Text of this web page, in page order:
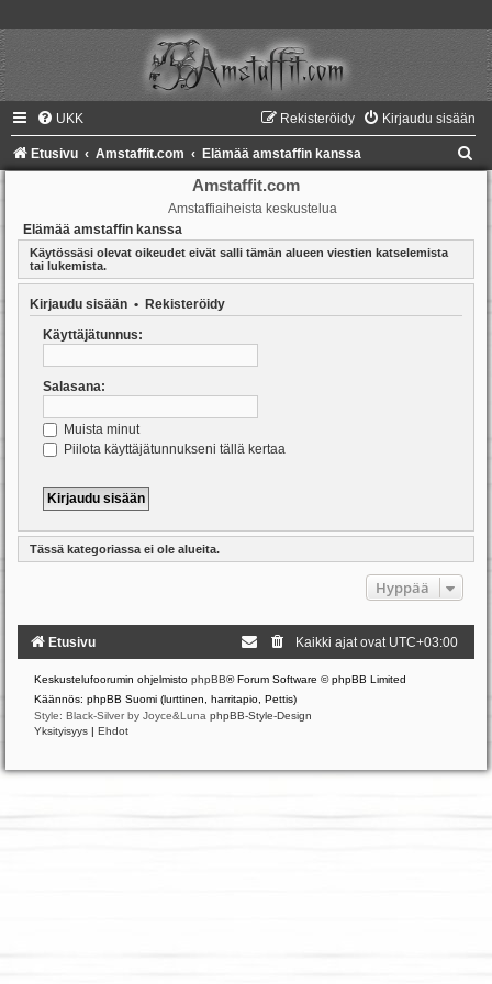
UKK Kirjaudu sisään
Rekisteröidy
Etusivu Amstaffit.com Elämää amstaffin kanssa
Amstaffit.com
Amstaffiaiheista keskustelua
Elämää amstaffin kanssa
Käytössäsi olevat oikeudet eivät salli tämän alueen viestien katselemista
tai lukemista.
Kirjaudu sisään • Rekisteröidy
Käyttäjätunnus:
Salasana:
Muista minut
Piilota käyttäjätunnukseni tällä kertaa
Tässä kategoriassa ei ole alueita.
Hyppää
Etusivu Kaikki ajat ovat UTC+03:00
Keskustelufoorumin ohjelmisto phpBB® Forum Software © phpBB Limited
Käännös: phpBB Suomi (lurttinen, harritapio, Pettis)
Style: Black-Silver by Joyce&Luna phpBB-Style-Design
Yksityisyys | Ehdot